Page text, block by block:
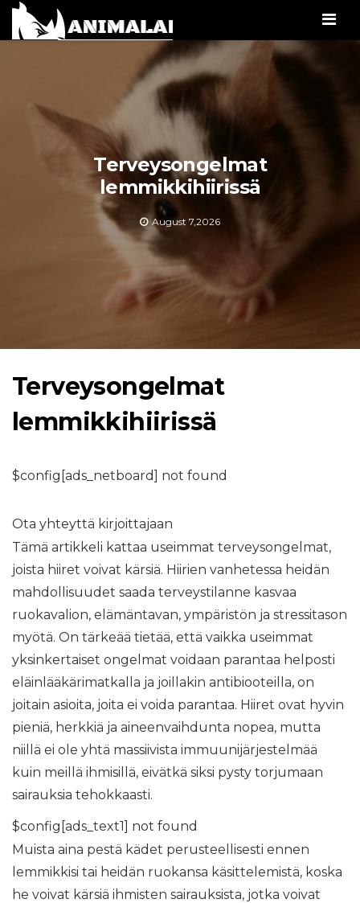
Terveysongelmat
lemmikkihiirissä
August 7,2026
Terveysongelmat
lemmikkihiirissä
$config[ads_netboard] not found
Ota yhteyttä kirjoittajaan
Tämä artikkeli kattaa useimmat terveysongelmat,
joista hiiret voivat kärsiä. Hiirien vanhetessa heidän
mahdollisuudet saada terveystilanne kasvaa
ruokavalion, elämäntavan, ympäristön ja stressitason
myötä. On tärkeää tietää, että vaikka useimmat
yksinkertaiset ongelmat voidaan parantaa helposti
eläinlääkärimatkalla ja joillakin antibiooteilla, on
joitain asioita, joita ei voida parantaa. Hiiret ovat hyvin
pieniä, herkkiä ja aineenvaihdunta nopea, mutta
niillä ei ole yhtä massiivista immuunijärjestelmää
kuin meillä ihmisillä, eivätkä siksi pysty torjumaan
sairauksia tehokkaasti.
$config[ads_text1] not found
Muista aina pestä kädet perusteellisesti ennen
lemmikkisi tai heidän ruokansa käsittelemistä, koska
he voivat kärsiä ihmisten sairauksista, jotka voivat